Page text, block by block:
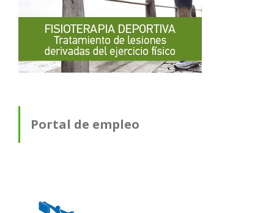
Portal de empleo